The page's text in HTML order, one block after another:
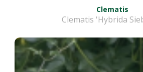
Clematis
Clematis 'Hybrida